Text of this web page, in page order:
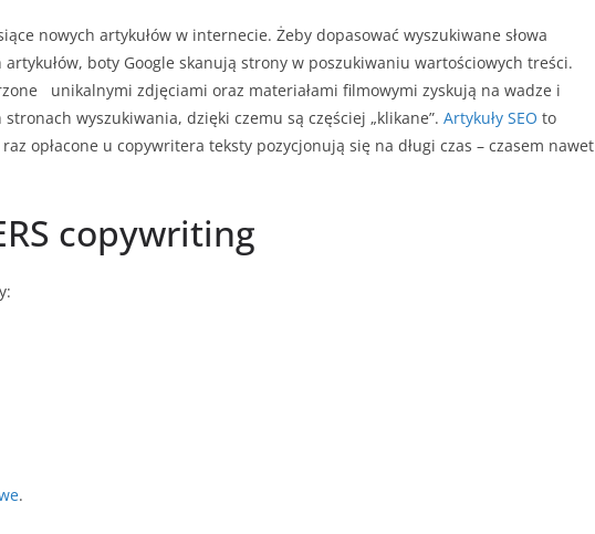
nowych artykułów w internecie. Żeby dopasować wyszukiwane słowa
boty Google skanują strony w poszukiwaniu wartościowych treści.
unikalnymi zdjęciami oraz materiałami filmowymi zyskują na wadze i
wyszukiwania, dzięki czemu są częściej „klikane”. Artykuły SEO to
opłacone u copywritera teksty pozycjonują się na długi czas – czasem nawet
copywriting
.